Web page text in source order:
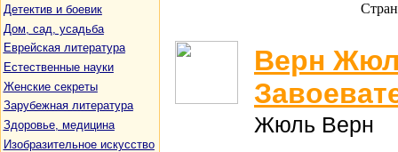
Детектив и боевик
Дом, сад, усадьба
Еврейская литература
Естественные науки
Женские секреты
Зарубежная литература
Здоровье, медицина
Изобразительное искусство
Верн
Жюль Верн